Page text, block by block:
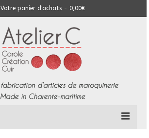
Votre panier d'achats - 0,00€